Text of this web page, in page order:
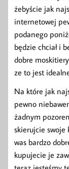
żebyście jak
internetowej
podanego
będzie chciał i
dobre
ze to jest
Na które jak
pewno
żadnym
skierujcie swoje
was bardzo
kupujecie je